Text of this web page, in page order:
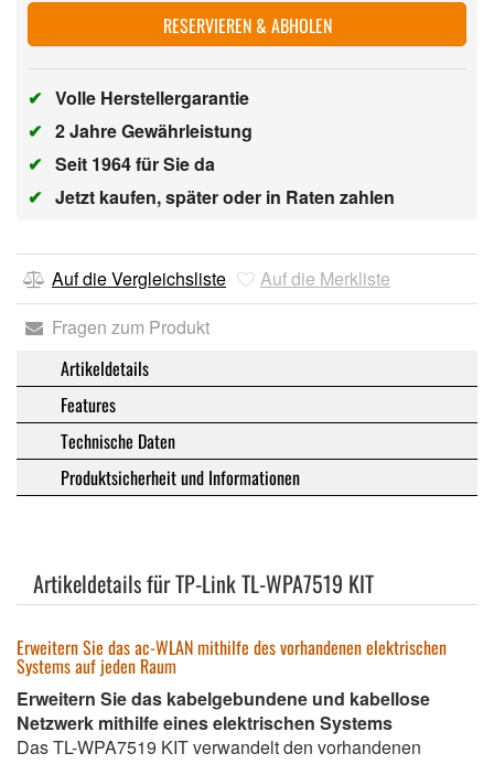
RESERVIEREN & ABHOLEN
✔ Volle Herstellergarantie
✔ 2 Jahre Gewährleistung
✔ Seit 1964 für Sie da
✔ Jetzt kaufen, später oder in Raten zahlen
Auf die Vergleichsliste
Auf die Merkliste
Fragen zum Produkt
Artikeldetails
Features
Technische Daten
Produktsicherheit und Informationen
Artikeldetails für TP-Link TL-WPA7519 KIT
Erweitern Sie das ac-WLAN mithilfe des vorhandenen elektrischen
Systems auf jeden Raum
Erweitern Sie das kabelgebundene und kabellose
Netzwerk mithilfe eines elektrischen Systems
Das TL-WPA7519 KIT verwandelt den vorhandenen